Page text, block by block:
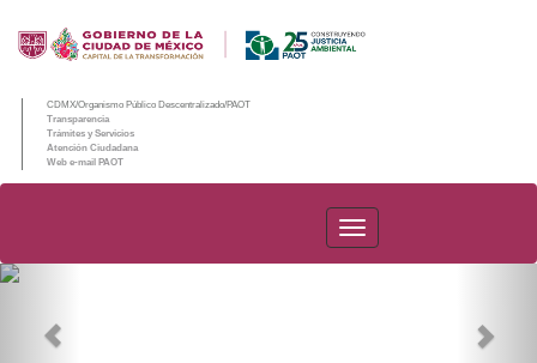
CDMX/Organismo Público Descentralizado/PAOT
Transparencia
Trámites y Servicios
Atención Ciudadana
Web e-mail PAOT
PAOT